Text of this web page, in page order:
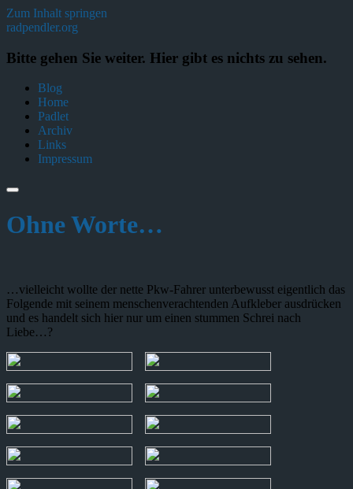
Zum Inhalt springen
radpendler.org
Bitte gehen Sie weiter. Hier gibt es nichts zu sehen.
Blog
Home
Padlet
Archiv
Links
Impressum
Ohne Worte…
…vielleicht wollte der nette Pkw-Fahrer unterbewusst eigentlich das
Folgende mit seinem menschenverachtenden Aufkleber ausdrücken
und es handelt sich hier nur um einen stummen Schrei nach
Liebe…?